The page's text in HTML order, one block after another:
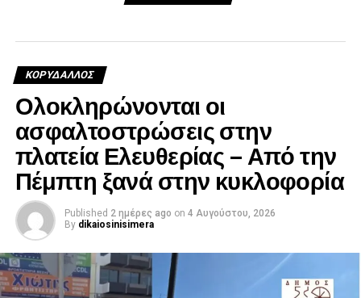
ΚΟΡΥΔΑΛΛΟΣ
Ολοκληρώνονται οι
ασφαλτοστρώσεις στην
πλατεία Ελευθερίας – Από την
Πέμπτη ξανά στην κυκλοφορία
Published 2 ημέρες ago on 4 Αυγούστου, 2026
By dikaiosinisimera